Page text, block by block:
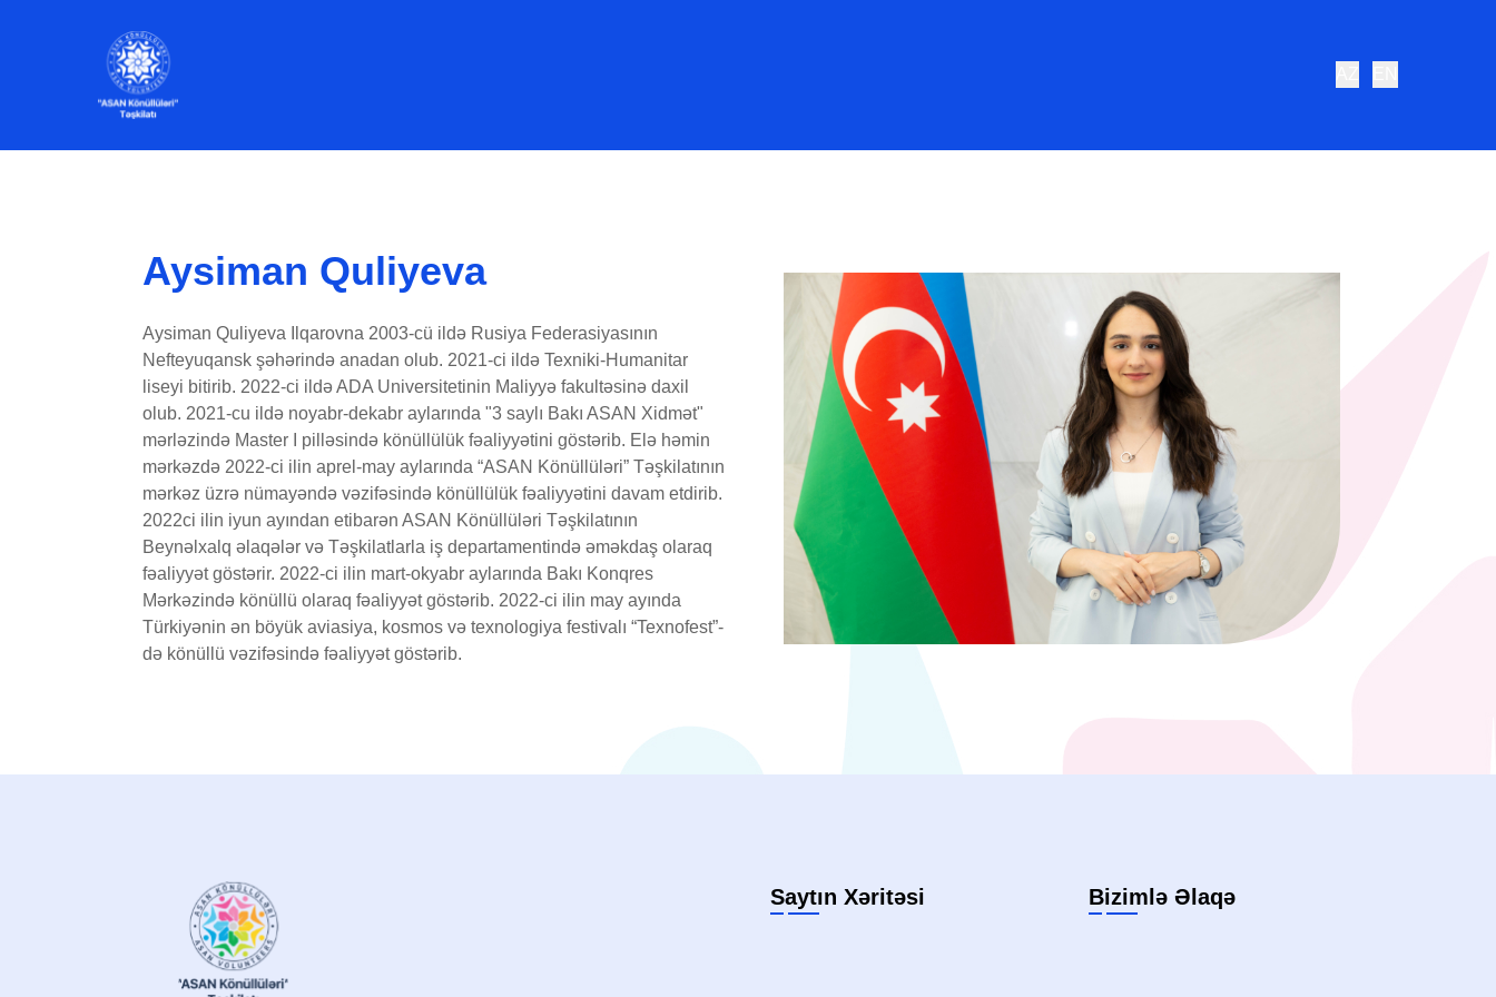
Aysiman Quliyeva
Aysiman Quliyeva Ilqarovna 2003-cü ildə Rusiya Federasiyasının
Nefteyuqansk şəhərində anadan olub. 2021-ci ildə Texniki-Humanitar
liseyi bitirib. 2022-ci ildə ADA Universitetinin Maliyyə fakultəsinə daxil
olub. 2021-cu ildə noyabr-dekabr aylarında "3 saylı Bakı ASAN Xidmət"
mərləzində Master I pilləsində könüllülük fəaliyyətini göstərib. Elə həmin
mərkəzdə 2022-ci ilin aprel-may aylarında “ASAN Könüllüləri” Təşkilatının
mərkəz üzrə nümayəndə vəzifəsində könüllülük fəaliyyətini davam etdirib.
2022ci ilin iyun ayından etibarən ASAN Könüllüləri Təşkilatının
Beynəlxalq əlaqələr və Təşkilatlarla iş departamentində əməkdaş olaraq
fəaliyyət göstərir. 2022-ci ilin mart-okyabr aylarında Bakı Konqres
Mərkəzində könüllü olaraq fəaliyyət göstərib. 2022-ci ilin may ayında
Türkiyənin ən böyük aviasiya, kosmos və texnologiya festivalı “Texnofest”-
də könüllü vəzifəsində fəaliyyət göstərib.
Saytın Xəritəsi Bizimlə Əlaqə